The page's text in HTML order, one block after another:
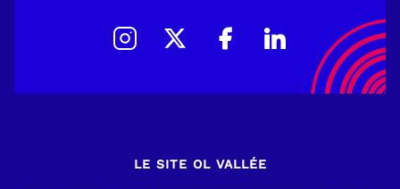
LE SITE OL VALLÉE